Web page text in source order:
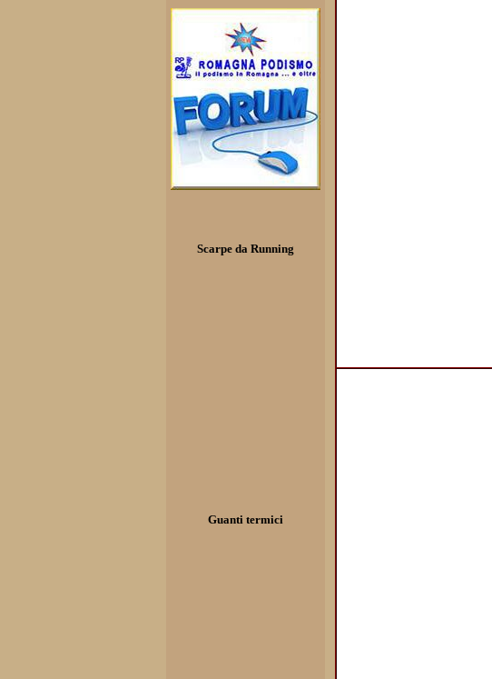
Scarpe da Running
Guanti termici